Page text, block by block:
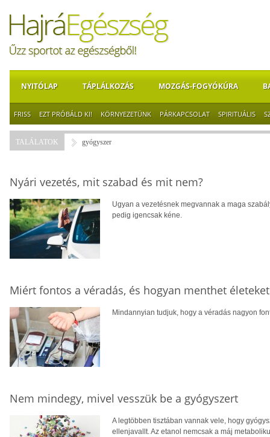
NYITÓLAP TÁPLÁLKOZÁS MOZGÁS-FOGYÓKÚRA
FRISS EZT PRÓBÁLD KI! KÖRNYEZETÜNK PÁRKAPCSOLAT SPIRITUÁLIS
TALÁLATOK gyógyszer
Nyári vezetés, mit szabad és mit nem?
Ugyan a vezetésnek megvannak a maga
pedig igencsak kéne.
Miért fontos a véradás, és hogyan menthet
Mindannyian tudjuk, hogy a véradás nagyon
Nem mindegy, mivel vesszük be a gyógyszert
A legtöbben tisztában vannak vele, hogy
ellenjavallt. Az etanol nemcsak a máj